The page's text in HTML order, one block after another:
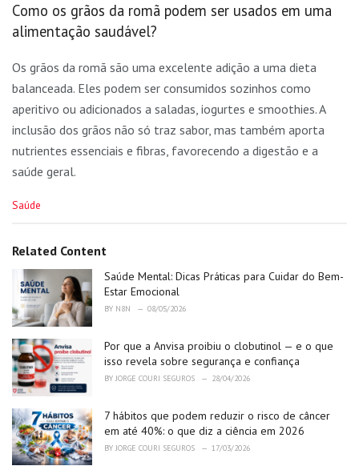
Como os grãos da romã podem ser usados em uma
alimentação saudável?
Os grãos da romã são uma excelente adição a uma dieta
balanceada. Eles podem ser consumidos sozinhos como
aperitivo ou adicionados a saladas, iogurtes e smoothies. A
inclusão dos grãos não só traz sabor, mas também aporta
nutrientes essenciais e fibras, favorecendo a digestão e a
saúde geral.
C
e
i
e
:
Saúde
Related Content
Saúde Mental: Dicas Práticas para Cuidar do Bem-
Estar Emocional
BY N8N 08/05/2026
Por que a Anvisa proibiu o clobutinol — e o que
isso revela sobre segurança e confiança
BY JORGE COURI SEGUROS 28/04/2026
7 hábitos que podem reduzir o risco de câncer
em até 40%: o que diz a ciência em 2026
BY JORGE COURI SEGUROS 17/03/2026